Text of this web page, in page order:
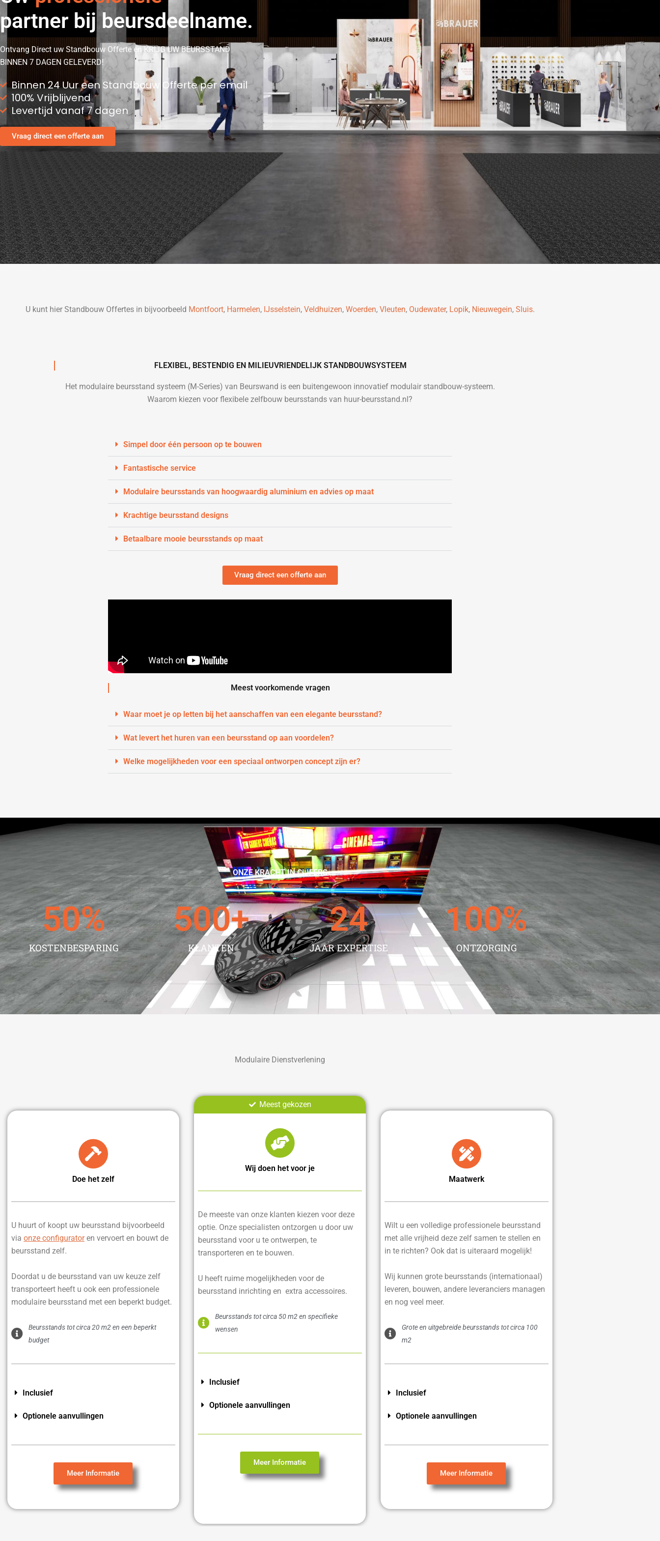
partner bij beursdeelname.
Ontvang Direct uw Standbouw Offerte en KRIJG UW BEURSSTAND
BINNEN 7 DAGEN GELEVERD!
Binnen 24 Uur een Standbouw Offerte per email
100% Vrijblijvend
Levertijd vanaf 7 dagen
Vraag direct een offerte aan
U kunt hier Standbouw Offertes in bijvoorbeeld Montfoort, Harmelen, IJsselstein, Veldhuizen, Woerden, Vleuten, Oudewater, Lopik, Nieuwegein, Sluis.
FLEXIBEL, BESTENDIG EN MILIEUVRIENDELIJK STANDBOUWSYSTEEM
Het modulaire beursstand systeem (M-Series) van Beurswand is een buitengewoon innovatief modulair standbouw-systeem.
Waarom kiezen voor flexibele zelfbouw beursstands van huur-beursstand.nl?
Simpel door één persoon op te bouwen
Fantastische service
Modulaire beursstands van hoogwaardig aluminium en advies op maat
Krachtige beursstand designs
Betaalbare mooie beursstands op maat
Vraag direct een offerte aan
Meest voorkomende vragen
Waar moet je op letten bij het aanschaffen van een elegante beursstand?
Wat levert het huren van een beursstand op aan voordelen?
Welke mogelijkheden voor een speciaal ontworpen concept zijn er?
ONZE KRACHT IN CIJFERS
KOSTENBESPARING
50%
KLANTEN
500+
JAAR EXPERTISE
24
ONTZORGING
100%
Modulaire Dienstverlening
Doe het zelf
U huurt of koopt uw beursstand bijvoorbeeld
via onze configuratoren vervoert en bouwt de
beursstand zelf.
Doordat u de beursstand van uw keuze zelf
transporteert heeft u ook een professionele
modulaire beursstand met een beperkt budget.
Beursstands tot circa 20 m2 en een beperkt
budget
Inclusief
Optionele aanvullingen
Meer Informatie
Meest gekozen
Wij doen het voor je
De meeste van onze klanten kiezen voor deze
optie. Onze specialisten ontzorgen u door uw
beursstand voor u te ontwerpen, te
transporteren en te bouwen.
U heeft ruime mogelijkheden voor de
beursstand inrichting en extra accessoires.
Beursstands tot circa 50 m2 en specifieke
wensen
Inclusief
Optionele aanvullingen
Meer Informatie
Maatwerk
Wilt u een volledige professionele beursstand
met alle vrijheid deze zelf samen te stellen en
in te richten? Ook dat is uiteraard mogelijk!
Wij kunnen grote beursstands (internationaal)
leveren, bouwen, andere leveranciers managen
en nog veel meer.
Grote en uitgebreide beursstands tot circa 100
m2
Inclusief
Optionele aanvullingen
Meer Informatie